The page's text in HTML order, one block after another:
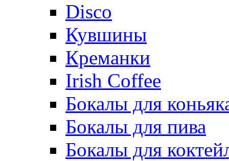
Disco
Кувшины
Креманки
Irish Coffee
Бокалы для
Бокалы для пива
Бокалы для